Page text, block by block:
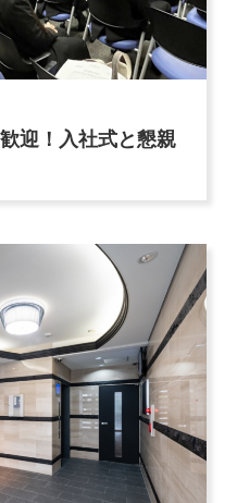
迎！入社式と懇親